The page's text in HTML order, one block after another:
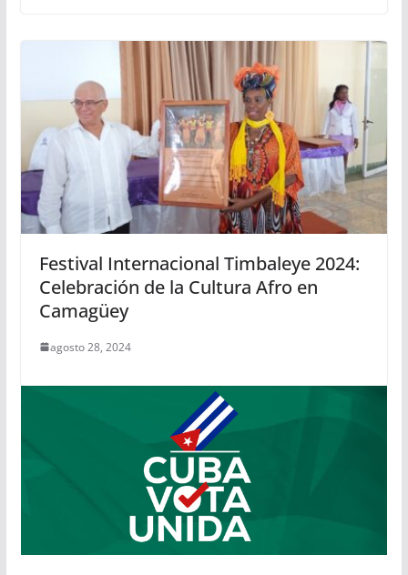
Festival Internacional Timbaleye 2024:
Celebración de la Cultura Afro en
Camagüey
agosto 28, 2024